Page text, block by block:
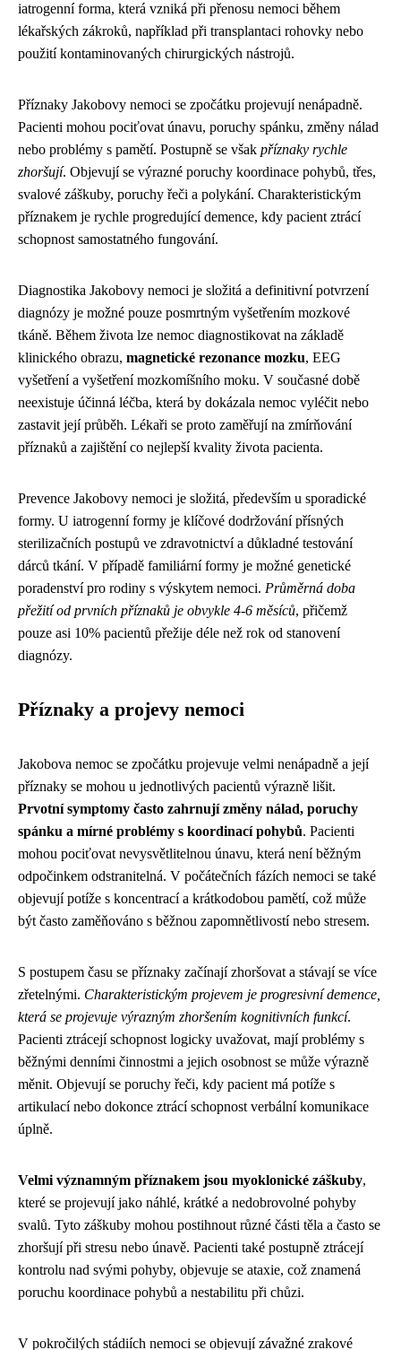
iatrogenní forma, která vzniká při přenosu nemoci během
lékařských zákroků, například při transplantaci rohovky nebo
použití kontaminovaných chirurgických nástrojů.
Příznaky Jakobovy nemoci se zpočátku projevují nenápadně.
Pacienti mohou pociťovat únavu, poruchy spánku, změny nálad
nebo problémy s pamětí. Postupně se však příznaky rychle
zhoršují. Objevují se výrazné poruchy koordinace pohybů, třes,
svalové záškuby, poruchy řeči a polykání. Charakteristickým
příznakem je rychle progredující demence, kdy pacient ztrácí
schopnost samostatného fungování.
Diagnostika Jakobovy nemoci je složitá a definitivní potvrzení
diagnózy je možné pouze posmrtným vyšetřením mozkové
tkáně. Během života lze nemoc diagnostikovat na základě
klinického obrazu, magnetické rezonance mozku, EEG
vyšetření a vyšetření mozkomíšního moku. V současné době
neexistuje účinná léčba, která by dokázala nemoc vyléčit nebo
zastavit její průběh. Lékaři se proto zaměřují na zmírňování
příznaků a zajištění co nejlepší kvality života pacienta.
Prevence Jakobovy nemoci je složitá, především u sporadické
formy. U iatrogenní formy je klíčové dodržování přísných
sterilizačních postupů ve zdravotnictví a důkladné testování
dárců tkání. V případě familiární formy je možné genetické
poradenství pro rodiny s výskytem nemoci. Průměrná doba
přežití od prvních příznaků je obvykle 4-6 měsíců, přičemž
pouze asi 10% pacientů přežije déle než rok od stanovení
diagnózy.
Příznaky a projevy nemoci
Jakobova nemoc se zpočátku projevuje velmi nenápadně a její
příznaky se mohou u jednotlivých pacientů výrazně lišit.
Prvotní symptomy často zahrnují změny nálad, poruchy
spánku a mírné problémy s koordinací pohybů. Pacienti
mohou pociťovat nevysvětlitelnou únavu, která není běžným
odpočinkem odstranitelná. V počátečních fázích nemoci se také
objevují potíže s koncentrací a krátkodobou pamětí, což může
být často zaměňováno s běžnou zapomnětlivostí nebo stresem.
S postupem času se příznaky začínají zhoršovat a stávají se více
zřetelnými. Charakteristickým projevem je progresivní demence,
která se projevuje výrazným zhoršením kognitivních funkcí.
Pacienti ztrácejí schopnost logicky uvažovat, mají problémy s
běžnými denními činnostmi a jejich osobnost se může výrazně
měnit. Objevují se poruchy řeči, kdy pacient má potíže s
artikulací nebo dokonce ztrácí schopnost verbální komunikace
úplně.
Velmi významným příznakem jsou myoklonické záškuby,
které se projevují jako náhlé, krátké a nedobrovolné pohyby
svalů. Tyto záškuby mohou postihnout různé části těla a často se
zhoršují při stresu nebo únavě. Pacienti také postupně ztrácejí
kontrolu nad svými pohyby, objevuje se ataxie, což znamená
poruchu koordinace pohybů a nestabilitu při chůzi.
V pokročilých stádiích nemoci se objevují závažné zrakové